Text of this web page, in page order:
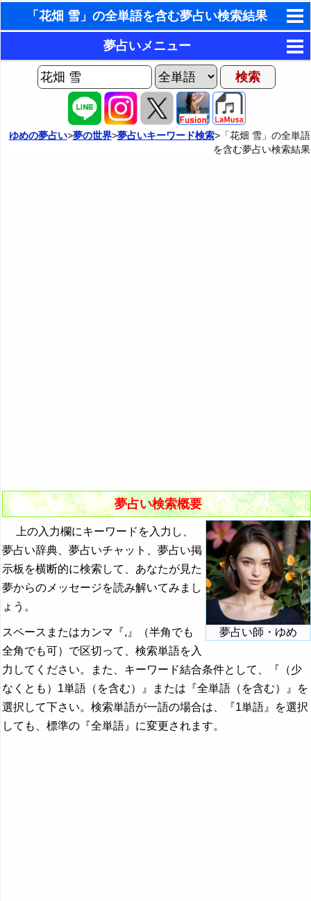
「花畑 雪」の全単語を含む夢占い検索結果
東洋・西洋占星術
ホラリー占星術
手相占いで未来診断
タロットカードで無料占い
夢占いメニュー
AIゆめの夢占いチャット
ヨセフの夢占い
夢占い掲示板
ゆめの夢占い>夢の世界>夢占いキーワード検索>「花畑 雪」の全単語
を含む夢占い検索結果
夢占い検索概要
夢占い師・ゆめ
上の入力欄にキーワードを入力し、
夢占い辞典、夢占いチャット、夢占い掲
示板を横断的に検索して、あなたが見た
夢からのメッセージを読み解いてみまし
ょう。
スペースまたはカンマ『,』（半角でも
全角でも可）で区切って、検索単語を入
力してください。また、キーワード結合条件として、『（少
なくとも）1単語（を含む）』または『全単語（を含む）』を
選択して下さい。検索単語が一語の場合は、『1単語』を選択
しても、標準の『全単語』に変更されます。